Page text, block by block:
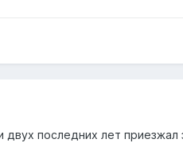
последних лет